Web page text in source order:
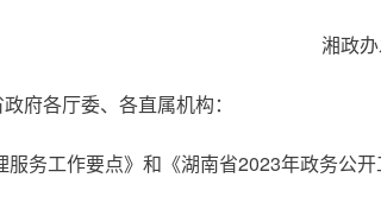
湘政
府各厅委、各直属机构：
服务工作要点》和《湖南省2023年政务公